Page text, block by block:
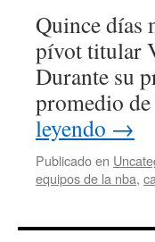
Quince días
pívot titular
Durante su
promedio
leyendo →
Publicado en
equipos de la nba,